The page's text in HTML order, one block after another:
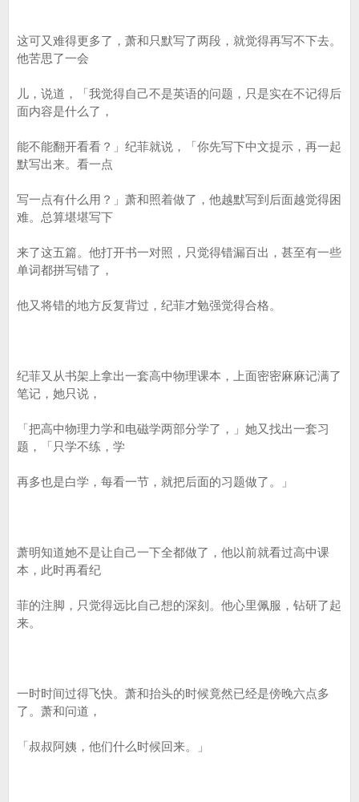
这可又难得更多了，萧和只默写了两段，就觉得再写不下去。
他苦思了一会
儿，说道，「我觉得自己不是英语的问题，只是实在不记得后
面内容是什么了，
能不能翻开看看？」纪菲就说，「你先写下中文提示，再一起
默写出来。看一点
写一点有什么用？」萧和照着做了，他越默写到后面越觉得困
难。总算堪堪写下
来了这五篇。他打开书一对照，只觉得错漏百出，甚至有一些
单词都拼写错了，
他又将错的地方反复背过，纪菲才勉强觉得合格。
纪菲又从书架上拿出一套高中物理课本，上面密密麻麻记满了
笔记，她只说，
「把高中物理力学和电磁学两部分学了，」她又找出一套习
题，「只学不练，学
再多也是白学，每看一节，就把后面的习题做了。」
萧明知道她不是让自己一下全都做了，他以前就看过高中课
本，此时再看纪
菲的注脚，只觉得远比自己想的深刻。他心里佩服，钻研了起
来。
一时时间过得飞快。萧和抬头的时候竟然已经是傍晚六点多
了。萧和问道，
「叔叔阿姨，他们什么时候回来。」